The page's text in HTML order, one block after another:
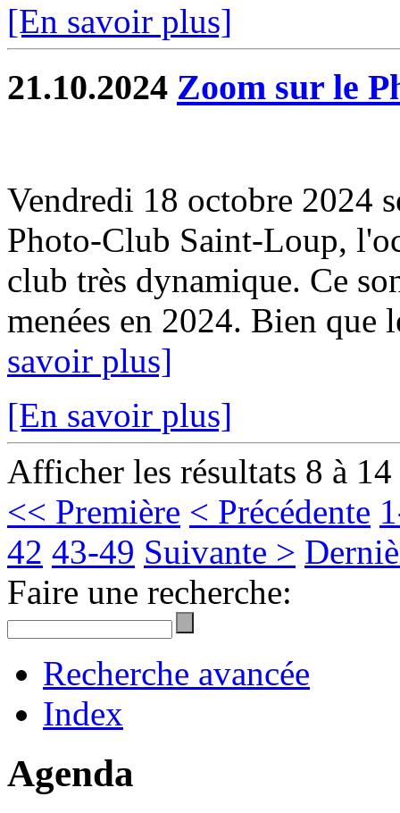
[En savoir plus]
21.10.2024 Zoom sur le
Vendredi 18 octobre 2024
Photo-Club Saint-Loup,
club très dynamique. Ce
menées en 2024. Bien que
savoir plus]
[En savoir plus]
Afficher les résultats 8 à
<< Première < Précédente
42 43-49 Suivante >
Faire une recherche:
Recherche avancée
Index
Agenda